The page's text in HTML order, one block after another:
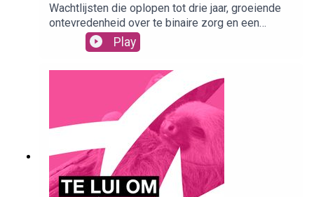
Wachtlijsten die oplopen tot drie jaar, groeiende
ontevredenheid over te binaire zorg en een
opgedoekte kliniek: dat is de staat van de
Nederlandse transzorg in een notendop.
Play